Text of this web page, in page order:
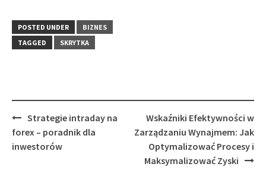
POSTED UNDER
BIZNES
TAGGED
SKRYTKA
Post
navigation
Strategie intraday na
forex – poradnik dla
inwestorów
Wskaźniki Efektywności w
Zarządzaniu Wynajmem: Jak
Optymalizować Procesy i
Maksymalizować Zyski